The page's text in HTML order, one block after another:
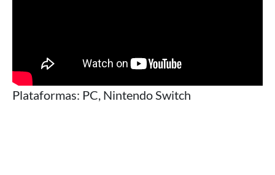
Plataformas: PC, Nintendo Switch